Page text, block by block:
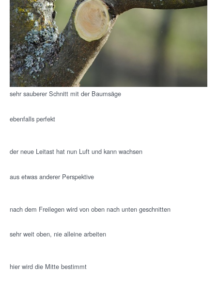
sehr sauberer Schnitt mit der Baumsäge
ebenfalls perfekt
der neue Leitast hat nun Luft und kann wachsen
aus etwas anderer Perspektive
nach dem Freilegen wird von oben nach unten geschnitten
sehr weit oben, nie alleine arbeiten
hier wird die Mitte bestimmt